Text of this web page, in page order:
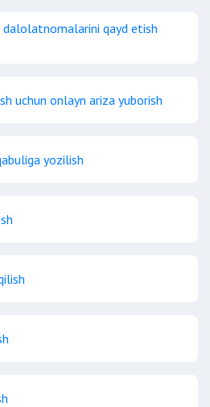
qayd etish
uchun onlayn ariza yuborish
yozilish